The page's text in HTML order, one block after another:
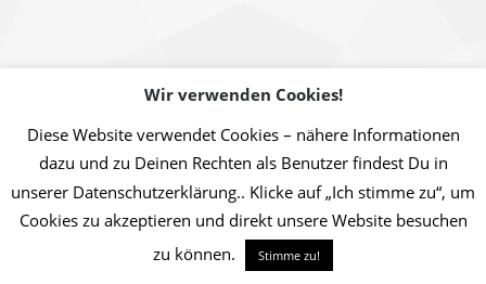
Wir verwenden Cookies!
Diese Website verwendet Cookies – nähere Informationen
dazu und zu Deinen Rechten als Benutzer findest Du in
unserer Datenschutzerklärung.. Klicke auf „Ich stimme zu“, um
Cookies zu akzeptieren und direkt unsere Website besuchen
zu können.
Stimme zu!